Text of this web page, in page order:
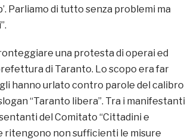
Parliamo di tutto senza problemi ma
una protesta di operai ed
di Taranto. Lo scopo era far
hanno urlato contro parole del calibro
“Taranto libera”. Tra i manifestanti
del Comitato “Cittadini e
ritengono non sufficienti le misure